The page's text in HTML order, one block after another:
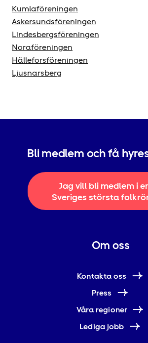
Kumlaföreningen
Askersundsföreningen
Lindesbergsföreningen
Noraföreningen
Hälleforsföreningen
Ljusnarsberg
Bli medlem och få
Jag vill bli medlem i
Sveriges största
Om oss
Kontakta oss
Press
Våra regioner
Lediga jobb